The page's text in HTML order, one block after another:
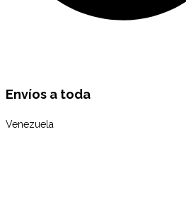
Envíos a toda
Venezuela